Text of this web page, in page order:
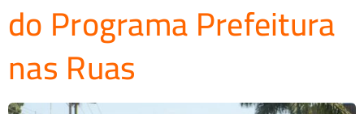
do Programa Prefeitura
nas Ruas